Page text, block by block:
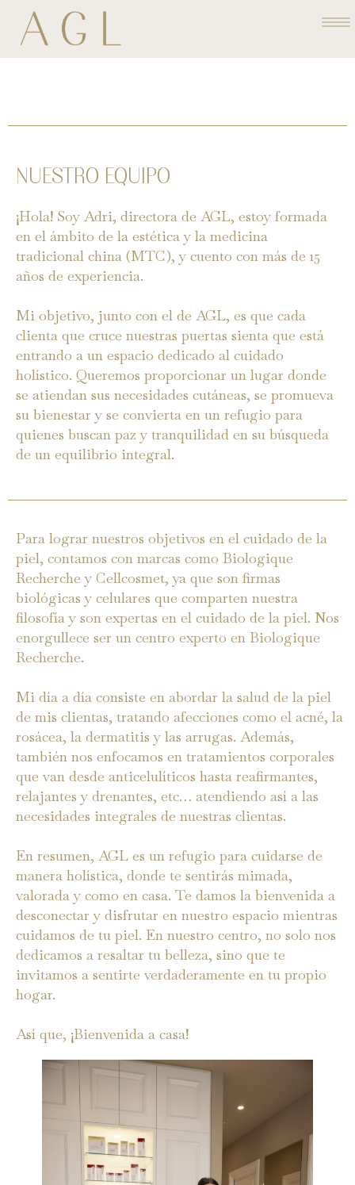
contenido
NUESTRO EQUIPO
¡Hola! Soy Adri, directora de AGL, estoy formada
en el ámbito de la estética y la medicina
tradicional china (MTC), y cuento con más de 15
años de experiencia.
Mi objetivo, junto con el de AGL, es que cada
clienta que cruce nuestras puertas sienta que está
entrando a un espacio dedicado al cuidado
holístico. Queremos proporcionar un lugar donde
se atiendan sus necesidades cutáneas, se promueva
su bienestar y se convierta en un refugio para
quienes buscan paz y tranquilidad en su búsqueda
de un equilibrio integral.
Para lograr nuestros objetivos en el cuidado de la
piel, contamos con marcas como Biologique
Recherche y Cellcosmet, ya que son firmas
biológicas y celulares que comparten nuestra
filosofía y son expertas en el cuidado de la piel. Nos
enorgullece ser un centro experto en Biologique
Recherche.
Mi día a día consiste en abordar la salud de la piel
de mis clientas, tratando afecciones como el acné, la
rosácea, la dermatitis y las arrugas. Además,
también nos enfocamos en tratamientos corporales
que van desde anticelulíticos hasta reafirmantes,
relajantes y drenantes, etc… atendiendo así a las
necesidades integrales de nuestras clientas.
En resumen, AGL es un refugio para cuidarse de
manera holística, donde te sentirás mimada,
valorada y como en casa. Te damos la bienvenida a
desconectar y disfrutar en nuestro espacio mientras
cuidamos de tu piel. En nuestro centro, no solo nos
dedicamos a resaltar tu belleza, sino que te
invitamos a sentirte verdaderamente en tu propio
hogar.
Así que, ¡Bienvenida a casa!